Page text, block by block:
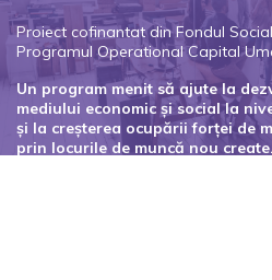
Proiect cofinantat din Fondul
Programul Operational Capital
Un program menit să ajute la
mediului economic și social la
și la creșterea ocupării forței de
prin locurile de muncă nou create.